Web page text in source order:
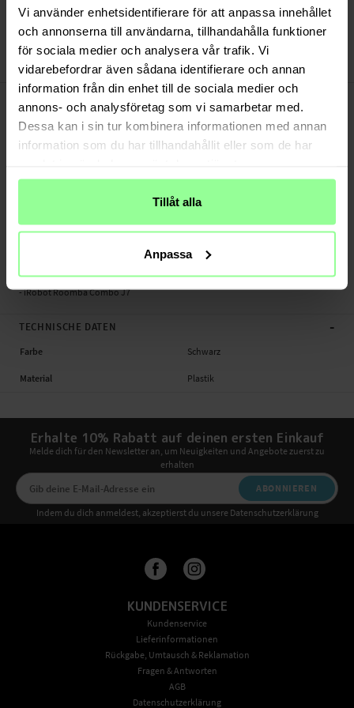
Vi använder enhetsidentifierare för att anpassa innehållet
och annonserna till användarna, tillhandahålla funktioner
för sociala medier och analysera vår trafik. Vi
vidarebefordrar även sådana identifierare och annan
information från din enhet till de sociala medier och
annons- och analysföretag som vi samarbetar med.
Dessa kan i sin tur kombinera informationen med annan
information som du har tillhandahållit eller som de har
Tillåt alla
Anpassa
Bezahle sicher via Klarna oder PayPal
30 Tage Rückgaberecht
Art number :58305
PRODUKTBESCHREIBUNG
Seitenbürste für iRobot Roomba Combo J7. Die Bürste muss regelmäßig
ausgetauscht werden, damit der Staubsauger die besten Reinigungsergebnisse
beibehält. Sie können die vorhandene Bürste einfach durch diese Ersatzbürste
Hinweis: Drittanbieterprodukt, kein Original.
- Neue Bürste für den Roboterstaubsauger hält die Böden sauber
Passend für:
- iRobot Roomba Combo J7
TECHNISCHE DATEN -
Farbe Schwarz
Material Plastik
Erhalte 10% Rabatt auf deinen ersten Einkauf
Melde dich für den Newsletter an, um Neuigkeiten und Angebote zuerst zu
erhalten
ABONNIEREN
Indem du dich anmeldest, akzeptierst du unsere Datenschutzerklärung
KUNDENSERVICE
Kundenservice
Lieferinformationen
Rückgabe, Umtausch & Reklamation
Fragen & Antworten
AGB
Datenschutzerklärung